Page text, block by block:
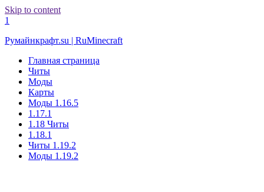
Skip to content
1
Румайнкрафт.su | RuMinecraft
Главная страница
Читы
Моды
Карты
Моды 1.16.5
1.17.1
1.18 Читы
1.18.1
Читы 1.19.2
Моды 1.19.2